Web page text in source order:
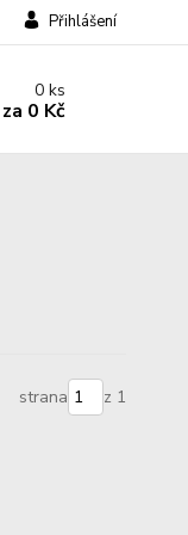
Přihlášení
0ks
za 0 Kč
strana z 1